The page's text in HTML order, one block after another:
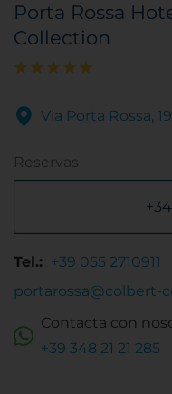
Porta Rossa
Collection
Via Porta Rossa,
Reservas
Tel.: +39 055 2710911
portarossa@colbert-
Contacta con
+39 348 21 21 285